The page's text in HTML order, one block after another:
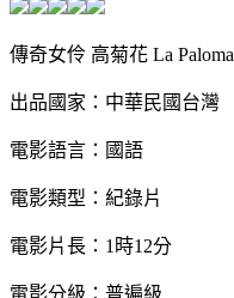
傳奇女伶 高菊花 La Paloma
出品國家：中華民國台灣
電影語言：國語
電影類型：紀錄片
電影片長：1時12分